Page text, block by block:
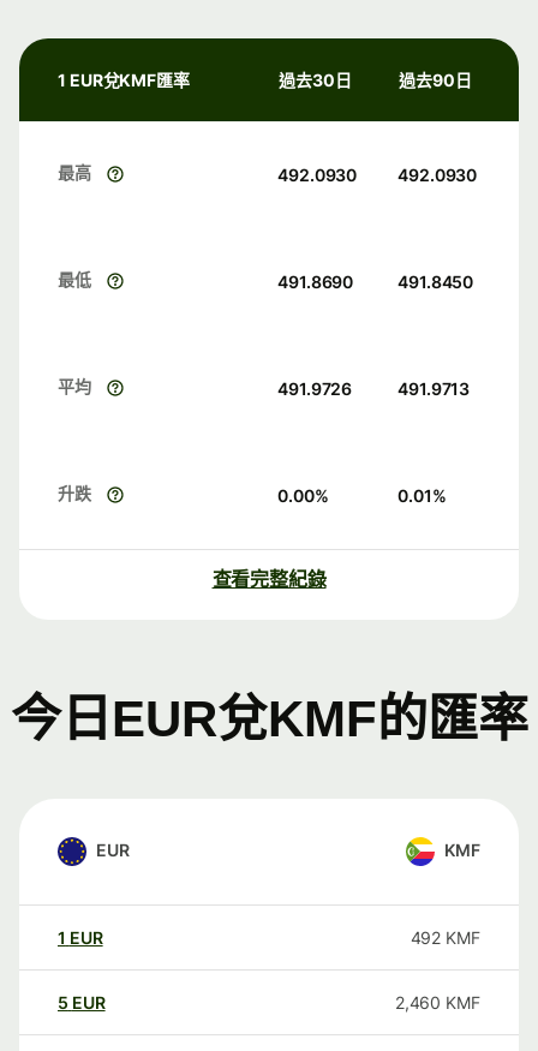
1 EUR兌KMF匯率 過去30日 過去90日
最高 492.0930 492.0930
最低 491.8690 491.8450
平均 491.9726 491.9713
升跌 0.00% 0.01%
查看完整紀錄
今日EUR兌KMF的匯率
EUR KMF
1 EUR 492 KMF
5 EUR 2,460 KMF